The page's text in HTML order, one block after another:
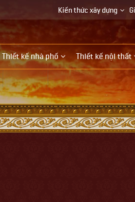
Kiến thức xây dựng
Thiết kế nhà phố Thiết kế nội thất